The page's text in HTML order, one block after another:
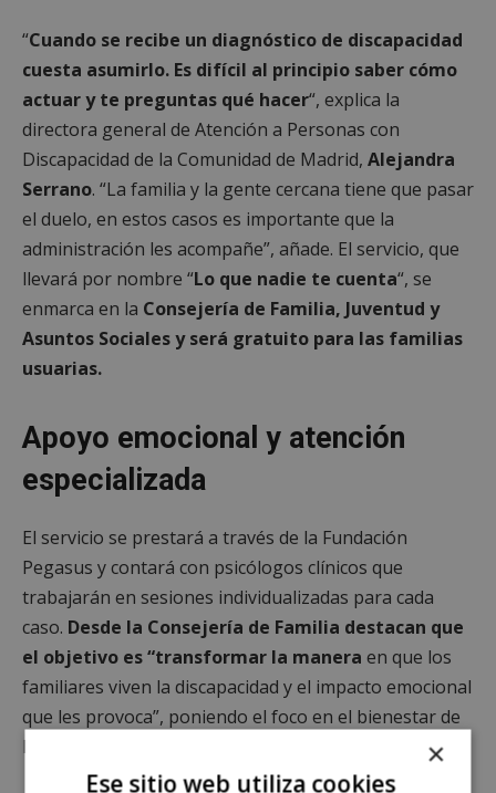
“Cuando se recibe un diagnóstico de discapacidad
cuesta asumirlo. Es difícil al principio saber cómo
actuar y te preguntas qué hacer“, explica la
directora general de Atención a Personas con
Discapacidad de la Comunidad de Madrid, Alejandra
Serrano. “La familia y la gente cercana tiene que pasar
el duelo, en estos casos es importante que la
administración les acompañe”, añade. El servicio, que
llevará por nombre “Lo que nadie te cuenta“, se
enmarca en la Consejería de Familia, Juventud y
Asuntos Sociales y será gratuito para las familias
usuarias.
Apoyo emocional y atención
especializada
El servicio se prestará a través de la Fundación
Pegasus y contará con psicólogos clínicos que
trabajarán en sesiones individualizadas para cada
caso. Desde la Consejería de Familia destacan que
el objetivo es “transformar la manera en que los
familiares viven la discapacidad y el impacto emocional
que les provoca”, poniendo el foco en el bienestar de
los cuidadores.
×
Ese sitio web utiliza cookies